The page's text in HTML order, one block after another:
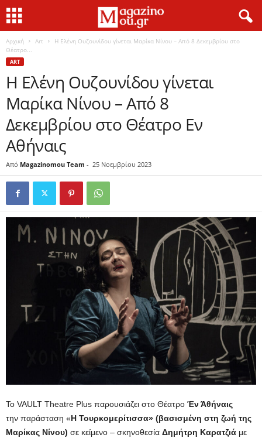
Αρχική Art
Η Ελένη Ουζουνίδου γίνεται Μαρίκα Νίνου – Από 8 Δεκεμβρίου στο
Θέατρο...
ART
Η Ελένη Ουζουνίδου γίνεται
Μαρίκα Νίνου – Από 8
Δεκεμβρίου στο Θέατρο Εν
Αθήναις
Από Magazinomou Team - 25 Νοεμβρίου 2023
Το VAULT Theatre Plus παρουσιάζει στο Θέατρο Έν Άθήναις
την παράσταση «Η Τουρκομερίτισσα» (βασισμένη στη ζωή της
Μαρίκας Νίνου) σε κείμενο – σκηνοθεσία Δημήτρη Καρατζιά με